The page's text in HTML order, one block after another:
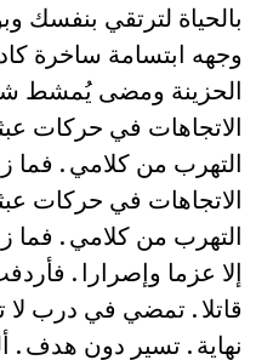
بالحياة لترتقي بنفسك
وجهه ابتسامة ساخرة
الحزينة ومضى يُمشط
الاتجاهات في حركات
التهرب من كلامي . فما
الاتجاهات في حركات
التهرب من كلامي . فما
إلا عزما وإصرارا .
قاتلا . تمضي في درب لا
نهاية . تسير دون هدف .